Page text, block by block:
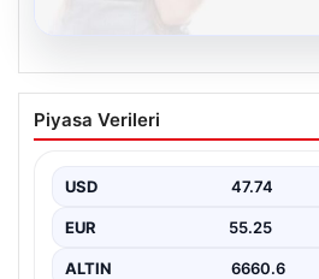
Kelebek.Org İle Dijital
Adresi Ve Muhabbet
kurması büyük bir hassasiyet
Günümüzde…
Piyasa Verileri
USD 47.74
EUR 55.25
ALTIN 6660.6